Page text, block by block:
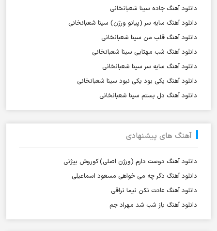
دانلود آهنگ جاده سینا شعبانخانی
دانلود آهنگ سایه سر (پیانو ورژن) سینا شعبانخانی
دانلود آهنگ قلب من سینا شعبانخانی
دانلود آهنگ شب مهتابی سینا شعبانخانی
دانلود آهنگ سایه سر سینا شعبانخانی
دانلود آهنگ یکی بود یکی نبود سینا شعبانخانی
دانلود آهنگ دل بستم سینا شعبانخانی
آهنگ های پیشنهادی
دانلود آهنگ دوست دارم (ورژن اصلی) کوروش بیژنی
دانلود آهنگ دگر چه می خواهی مسعود اسماعیلی
دانلود آهنگ عادت نکن نیما نراقی
دانلود آهنگ باز شب شد مهراد جم